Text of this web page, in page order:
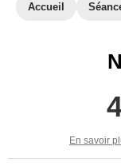
Accueil
En savoir